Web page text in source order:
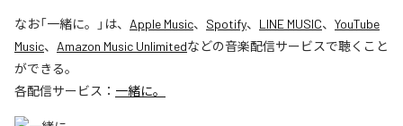
なお「一緒に。 」は、 Apple Music、 Spotify、 LINE MUSIC、 YouTube
Music、 Amazon Music Unlimitedなどの音楽配信サービスで聴くこと
ができる。
各配信サービス： 一緒に。